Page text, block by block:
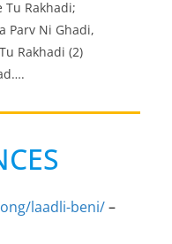
Tu Rakhadi;
Parv Ni Ghadi,
Rakhadi (2)
laadli-beni/–